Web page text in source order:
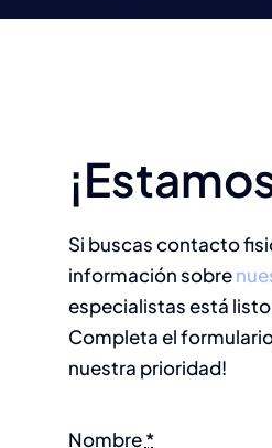
Si buscas contacto
información sobre
especialistas está
Completa el
nuestra prioridad!
Nombre*